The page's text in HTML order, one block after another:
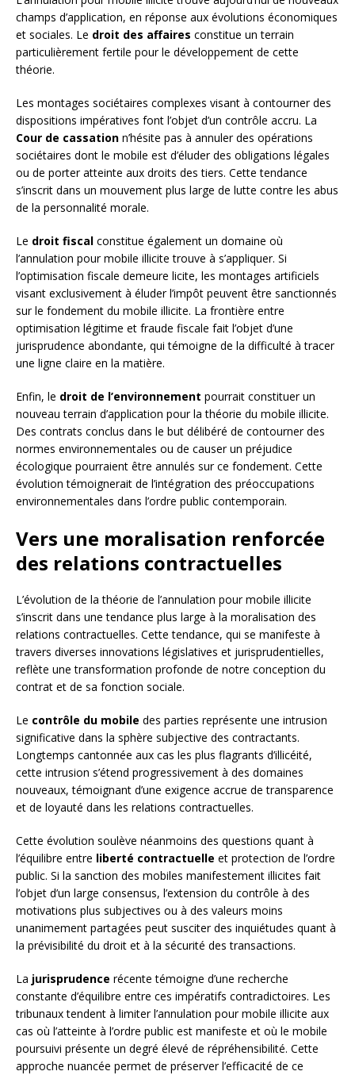
champs d’application, en réponse aux évolutions économiques
et sociales. Le droit des affaires constitue un terrain
particulièrement fertile pour le développement de cette
théorie.
Les montages sociétaires complexes visant à contourner des
dispositions impératives font l’objet d’un contrôle accru. La
Cour de cassation n’hésite pas à annuler des opérations
sociétaires dont le mobile est d’éluder des obligations légales
ou de porter atteinte aux droits des tiers. Cette tendance
s’inscrit dans un mouvement plus large de lutte contre les abus
de la personnalité morale.
Le droit fiscal constitue également un domaine où
l’annulation pour mobile illicite trouve à s’appliquer. Si
l’optimisation fiscale demeure licite, les montages artificiels
visant exclusivement à éluder l’impôt peuvent être sanctionnés
sur le fondement du mobile illicite. La frontière entre
optimisation légitime et fraude fiscale fait l’objet d’une
jurisprudence abondante, qui témoigne de la difficulté à tracer
une ligne claire en la matière.
Enfin, le droit de l’environnement pourrait constituer un
nouveau terrain d’application pour la théorie du mobile illicite.
Des contrats conclus dans le but délibéré de contourner des
normes environnementales ou de causer un préjudice
écologique pourraient être annulés sur ce fondement. Cette
évolution témoignerait de l’intégration des préoccupations
environnementales dans l’ordre public contemporain.
Vers une moralisation renforcée
des relations contractuelles
L’évolution de la théorie de l’annulation pour mobile illicite
s’inscrit dans une tendance plus large à la moralisation des
relations contractuelles. Cette tendance, qui se manifeste à
travers diverses innovations législatives et jurisprudentielles,
reflète une transformation profonde de notre conception du
contrat et de sa fonction sociale.
Le contrôle du mobile des parties représente une intrusion
significative dans la sphère subjective des contractants.
Longtemps cantonnée aux cas les plus flagrants d’illicéité,
cette intrusion s’étend progressivement à des domaines
nouveaux, témoignant d’une exigence accrue de transparence
et de loyauté dans les relations contractuelles.
Cette évolution soulève néanmoins des questions quant à
l’équilibre entre liberté contractuelle et protection de l’ordre
public. Si la sanction des mobiles manifestement illicites fait
l’objet d’un large consensus, l’extension du contrôle à des
motivations plus subjectives ou à des valeurs moins
unanimement partagées peut susciter des inquiétudes quant à
la prévisibilité du droit et à la sécurité des transactions.
La jurisprudence récente témoigne d’une recherche
constante d’équilibre entre ces impératifs contradictoires. Les
tribunaux tendent à limiter l’annulation pour mobile illicite aux
cas où l’atteinte à l’ordre public est manifeste et où le mobile
poursuivi présente un degré élevé de répréhensibilité. Cette
approche nuancée permet de préserver l’efficacité de ce